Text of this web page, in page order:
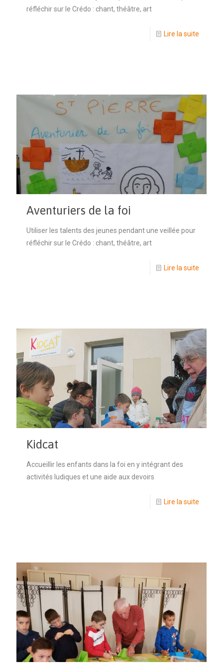
réfléchir sur le Crédo : chant, théâtre, art
Lire la suite
Aventuriers de la foi
Utiliser les talents des jeunes pendant une veillée pour
réfléchir sur le Crédo : chant, théâtre, art
Lire la suite
Kidcat
Accueillir les enfants dans la foi en y intégrant des
activités ludiques et une aide aux devoirs
Lire la suite